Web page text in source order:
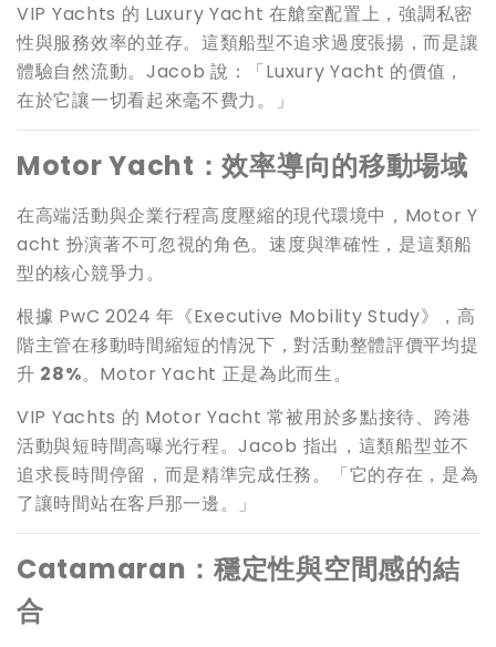
VIP Yachts 的 Luxury Yacht 在艙室配置上，強調私密
性與服務效率的並存。這類船型不追求過度張揚，而是讓
體驗自然流動。Jacob 說：「Luxury Yacht 的價值，
在於它讓一切看起來毫不費力。」
Motor Yacht ：效率導向的移動場域
在高端活動與企業行程高度壓縮的現代環境中，Motor Y
acht 扮演著不可忽視的角色。速度與準確性，是這類船
型的核心競爭力。
根據 PwC 2024 年《Executive Mobility Study》，高
階主管在移動時間縮短的情況下，對活動整體評價平均提
升 28%。Motor Yacht 正是為此而生。
VIP Yachts 的 Motor Yacht 常被用於多點接待、跨港
活動與短時間高曝光行程。Jacob 指出，這類船型並不
追求長時間停留，而是精準完成任務。「它的存在，是為
了讓時間站在客戶那一邊。」
Catamaran ：穩定性與空間感的結
合